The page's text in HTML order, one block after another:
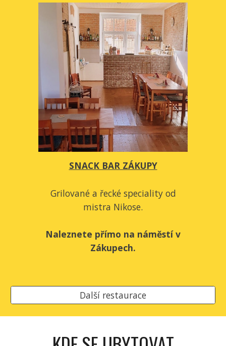
SNACK BAR ZÁKUPY
Grilované a řecké speciality od
mistra Nikose.
Naleznete přímo na náměstí v
Zákupech.
Další restaurace